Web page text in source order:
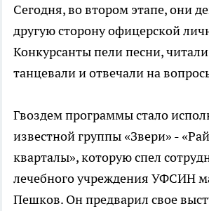
Сегодня, во втором этапе, они
другую сторону офицерской
Конкурсанты пели песни,
танцевали и отвечали на
Гвоздем программы стало
известной группы «Звери» -
кварталы», которую спел
лечебного учреждения УФСИН
Пешков. Он предварил свое